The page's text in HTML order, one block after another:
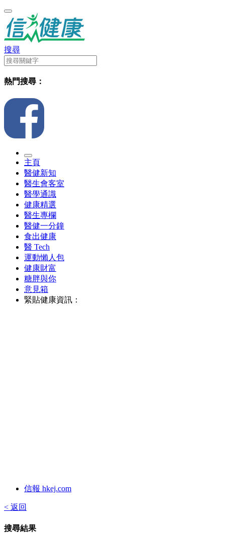
搜尋
熱門搜尋：
主頁
醫健新知
醫生會客室
醫學通識
健康精選
醫生專欄
醫健一分鐘
食出健康
醫 Tech
運動懶人包
健康財富
糖胖與你
意見箱
緊貼健康資訊：
信報 hkej.com
< 返回
搜尋結果